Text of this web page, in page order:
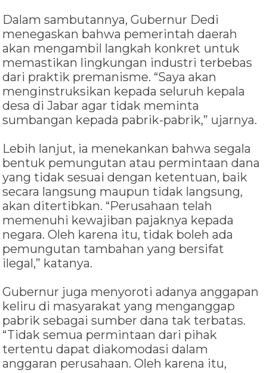
Dalam sambutannya, Gubernur Dedi
menegaskan bahwa pemerintah daerah
akan mengambil langkah konkret untuk
memastikan lingkungan industri terbebas
dari praktik premanisme. “Saya akan
menginstruksikan kepada seluruh kepala
desa di Jabar agar tidak meminta
sumbangan kepada pabrik-pabrik,” ujarnya.
Lebih lanjut, ia menekankan bahwa segala
bentuk pemungutan atau permintaan dana
yang tidak sesuai dengan ketentuan, baik
secara langsung maupun tidak langsung,
akan ditertibkan. “Perusahaan telah
memenuhi kewajiban pajaknya kepada
negara. Oleh karena itu, tidak boleh ada
pemungutan tambahan yang bersifat
ilegal,” katanya.
Gubernur juga menyoroti adanya anggapan
keliru di masyarakat yang menganggap
pabrik sebagai sumber dana tak terbatas.
“Tidak semua permintaan dari pihak
tertentu dapat diakomodasi dalam
anggaran perusahaan. Oleh karena itu,